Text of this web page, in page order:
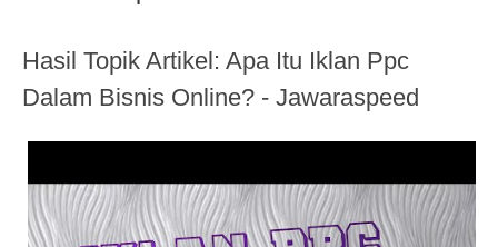
Hasil Topik Artikel: Apa Itu Iklan Ppc
Dalam Bisnis Online? - Jawaraspeed